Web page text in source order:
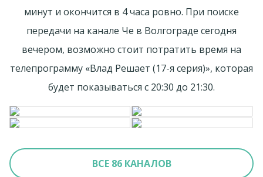
минут и окончится в 4 часа ровно. При поиске
передачи на канале Че в Волгограде сегодня
вечером, возможно стоит потратить время на
телепрограмму «Влад Решает (17-я серия)», которая
будет показываться с 20:30 до 21:30.
ВСЕ 86 КАНАЛОВ